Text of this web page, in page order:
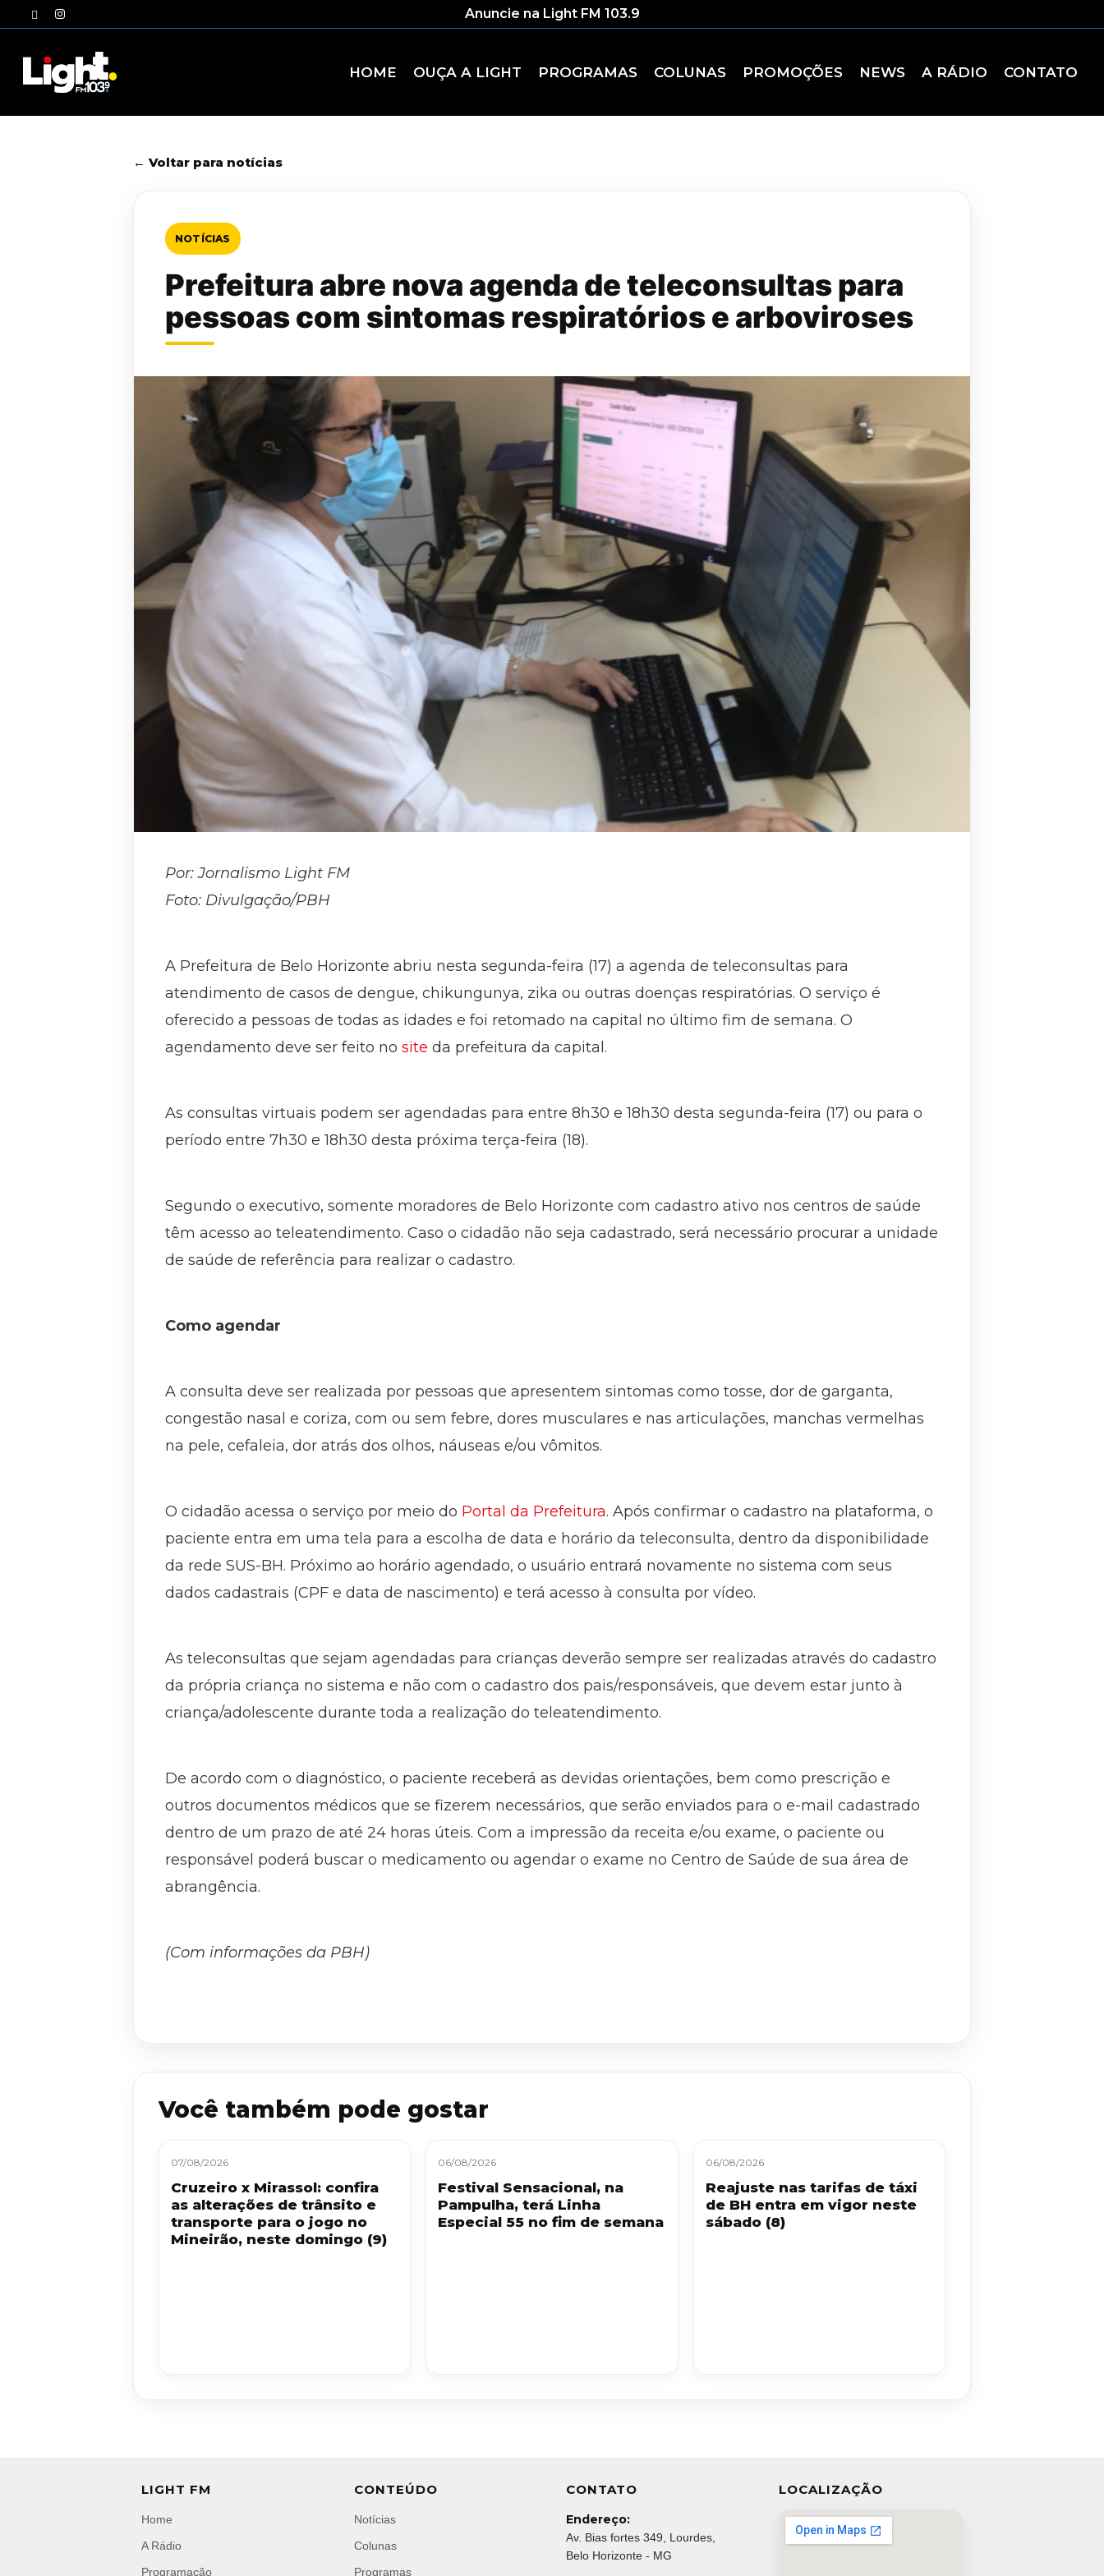
to
twitterinstagram Anuncie na Light FM 103.9
HOME OUÇA A LIGHT PROGRAMAS COLUNAS PROMOÇÕES NEWS A RÁDIO CONTATO
← Voltar para notícias
NOTÍCIAS
Prefeitura abre nova agenda de teleconsultas para
pessoas com sintomas respiratórios e arboviroses
Por: Jornalismo Light FM
Foto: Divulgação/PBH
A Prefeitura de Belo Horizonte abriu nesta segunda-feira (17) a agenda de teleconsultas para
atendimento de casos de dengue, chikungunya, zika ou outras doenças respiratórias. O serviço é
oferecido a pessoas de todas as idades e foi retomado na capital no último fim de semana. O
agendamento deve ser feito no site da prefeitura da capital.
As consultas virtuais podem ser agendadas para entre 8h30 e 18h30 desta segunda-feira (17) ou para o
período entre 7h30 e 18h30 desta próxima terça-feira (18).
Segundo o executivo, somente moradores de Belo Horizonte com cadastro ativo nos centros de saúde
têm acesso ao teleatendimento. Caso o cidadão não seja cadastrado, será necessário procurar a unidade
de saúde de referência para realizar o cadastro.
Como agendar
A consulta deve ser realizada por pessoas que apresentem sintomas como tosse, dor de garganta,
congestão nasal e coriza, com ou sem febre, dores musculares e nas articulações, manchas vermelhas
na pele, cefaleia, dor atrás dos olhos, náuseas e/ou vômitos.
O cidadão acessa o serviço por meio do Portal da Prefeitura. Após confirmar o cadastro na plataforma, o
paciente entra em uma tela para a escolha de data e horário da teleconsulta, dentro da disponibilidade
da rede SUS-BH. Próximo ao horário agendado, o usuário entrará novamente no sistema com seus
dados cadastrais (CPF e data de nascimento) e terá acesso à consulta por vídeo.
As teleconsultas que sejam agendadas para crianças deverão sempre ser realizadas através do cadastro
da própria criança no sistema e não com o cadastro dos pais/responsáveis, que devem estar junto à
criança/adolescente durante toda a realização do teleatendimento.
De acordo com o diagnóstico, o paciente receberá as devidas orientações, bem como prescrição e
outros documentos médicos que se fizerem necessários, que serão enviados para o e-mail cadastrado
dentro de um prazo de até 24 horas úteis. Com a impressão da receita e/ou exame, o paciente ou
responsável poderá buscar o medicamento ou agendar o exame no Centro de Saúde de sua área de
abrangência.
(Com informações da PBH)
Você também pode gostar
07/08/2026
Cruzeiro x Mirassol: confira
as alterações de trânsito e
transporte para o jogo no
Mineirão, neste domingo (9)
06/08/2026
Festival Sensacional, na
Pampulha, terá Linha
Especial 55 no fim de semana
06/08/2026
Reajuste nas tarifas de táxi
de BH entra em vigor neste
sábado (8)
LIGHT FM
Home
A Rádio
Programação
CONTEÚDO
Notícias
Colunas
Programas
CONTATO
Endereço:
Av. Bias fortes 349, Lourdes,
Belo Horizonte - MG
LOCALIZAÇÃO